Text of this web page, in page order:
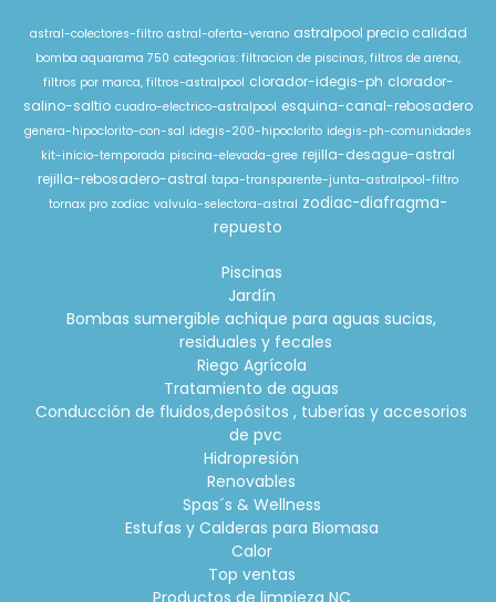
astral-colectores-filtro astral-oferta-verano astralpool precio calidad
bomba aquarama 750 categorias: filtracion de piscinas, filtros de arena,
filtros por marca, filtros-astralpool clorador-idegis-ph clorador-
salino-saltio cuadro-electrico-astralpool esquina-canal-rebosadero
genera-hipoclorito-con-sal idegis-200-hipoclorito idegis-ph-comunidades
kit-inicio-temporada piscina-elevada-gree rejilla-desague-astral
rejilla-rebosadero-astral tapa-transparente-junta-astralpool-filtro
tornax pro zodiac valvula-selectora-astral zodiac-diafragma-
repuesto
Piscinas
Jardín
Bombas sumergible achique para aguas sucias,
residuales y fecales
Riego Agrícola
Tratamiento de aguas
Conducción de fluidos,depósitos , tuberías y accesorios
de pvc
Hidropresión
Renovables
Spas´s & Wellness
Estufas y Calderas para Biomasa
Calor
Top ventas